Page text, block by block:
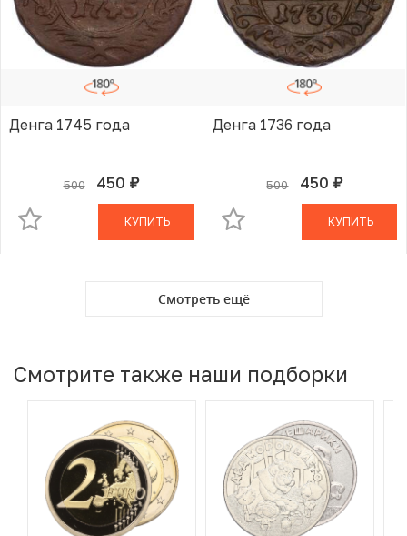
Денга 1745 года
500 450 руб.
В КОРЗИНЕ
КУПИТЬ
Денга 1736 года
500 450 руб.
В КОРЗИНЕ
КУПИТЬ
Смотреть ещё
Смотрите также наши подборки